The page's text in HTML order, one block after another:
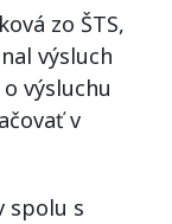
zo ŠTS,
výsluch
výsluchu
v
spolu s